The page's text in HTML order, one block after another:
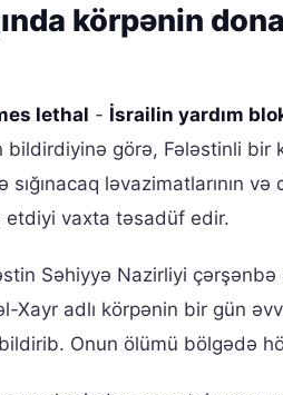
körpənin
lethal - İsrailin yardım
bildirdiyinə görə, Fələstinli bir
ləvazimatlarının və
vaxta təsadüf edir.
Səhiyyə Nazirliyi
Xayr adlı körpənin bir gün
Onun ölümü bölgədə